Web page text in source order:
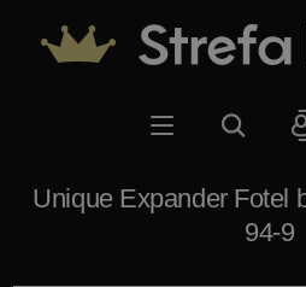
Unique Expander Fotel
94-9